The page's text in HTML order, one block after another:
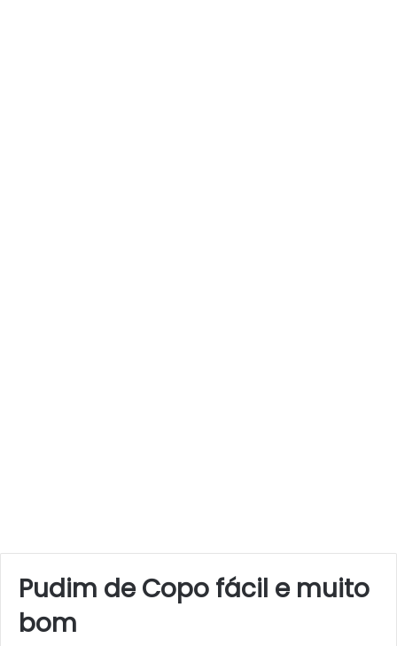
Pudim de Copo fácil e muito
bom